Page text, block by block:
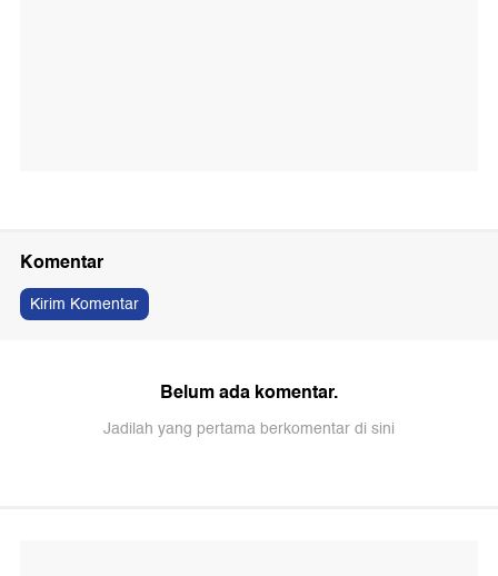
Komentar
Kirim Komentar
Belum ada komentar.
Jadilah yang pertama berkomentar di sini